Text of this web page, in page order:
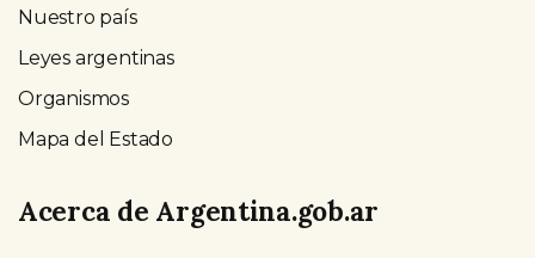
Nuestro país
Leyes argentinas
Organismos
Mapa del Estado
Acerca de Argentina.gob.ar